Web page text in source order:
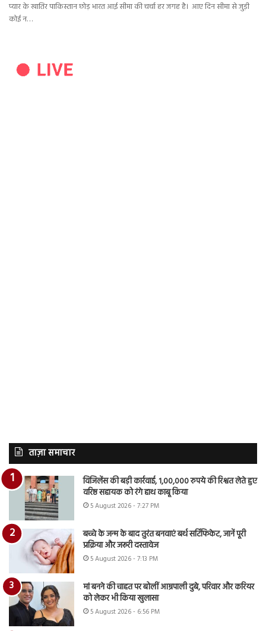
प्यार के खातिर पाकिस्तान छोड़ भारत आई सीमा की चर्चा हर जगह है। आए दिन सीमा से जुड़ी
कोई न…
ताज़ा समाचार
विजिलेंस की बड़ी कार्रवाई, 1,00,000 रुपये की रिश्वत लेते हुए
वरिष्ठ सहायक को रंगे हाथ काबू किया
5 August 2026 - 7:27 PM
बच्चे के जन्म के बाद तुरंत बनवाएं बर्थ सर्टिफिकेट, जानें पूरी
प्रक्रिया और जरूरी दस्तावेज
5 August 2026 - 7:13 PM
मां बनने की चाहत पर बोलीं आम्रपाली दुबे, परिवार और करियर
को लेकर भी किया खुलासा
5 August 2026 - 6:56 PM